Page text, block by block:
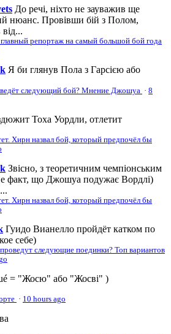
До речі, ніхто не зауважив ще
нюанс. Провівши бій з Полом,
репортаж на самый большой бой года
Я би глянув Пола з Гарсією або
следующий бой? Мнение Джошуа · 8
Тоха Уордли, отлетит
Хирн назвал бой, который предпочёл бы
Звісно, з теоретичним чемпіонським
факт, що Джошуа подужає Вордлі)
Хирн назвал бой, который предпочёл бы
Гуидо Вианелло пройдёт катком по
себе)
следующие поединки? Топ вариантов
= "Жосю" або "Жосві" )
· 10 hours ago